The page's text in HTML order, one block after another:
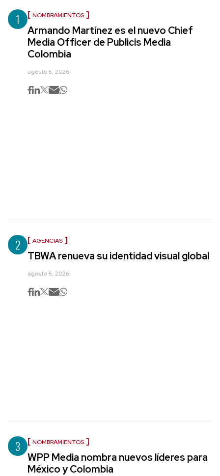
1 NOMBRAMIENTOS
Armando Martínez es el nuevo Chief
Media Officer de Publicis Media
Colombia
agosto 5, 2026
2 AGENCIAS
TBWA renueva su identidad visual global
agosto 5, 2026
3 NOMBRAMIENTOS
WPP Media nombra nuevos líderes para
México y Colombia